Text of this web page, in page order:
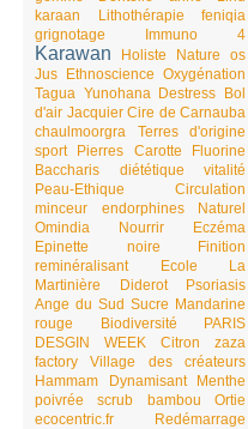
karaan
Lithothérapie
feniqia
grignotage
Immuno 4
Karawan Holiste Nature
os
Jus
Ethnoscience Oxygénation
Tagua Yunohana Destress
Bol
d'air Jacquier Cire de Carnauba
chaulmoorgra
Terres d'origine
sport
Pierres Carotte
Fluorine
Baccharis
diététique
vitalité
Peau-Ethique
Circulation
minceur
endorphines
Naturel
Omindia
Nourrir
Eczéma
Epinette noire
Finition
reminéralisant
Ecole La
Martinière Diderot
Psoriasis
Ange du Sud Sucre Mandarine
rouge
Biodiversité
PARIS
DESGIN WEEK
Citron
zaza
factory
Village des créateurs
Hammam
Dynamisant
Menthe
poivrée
scrub bambou
Ortie
ecocentric.fr
Redémarrage